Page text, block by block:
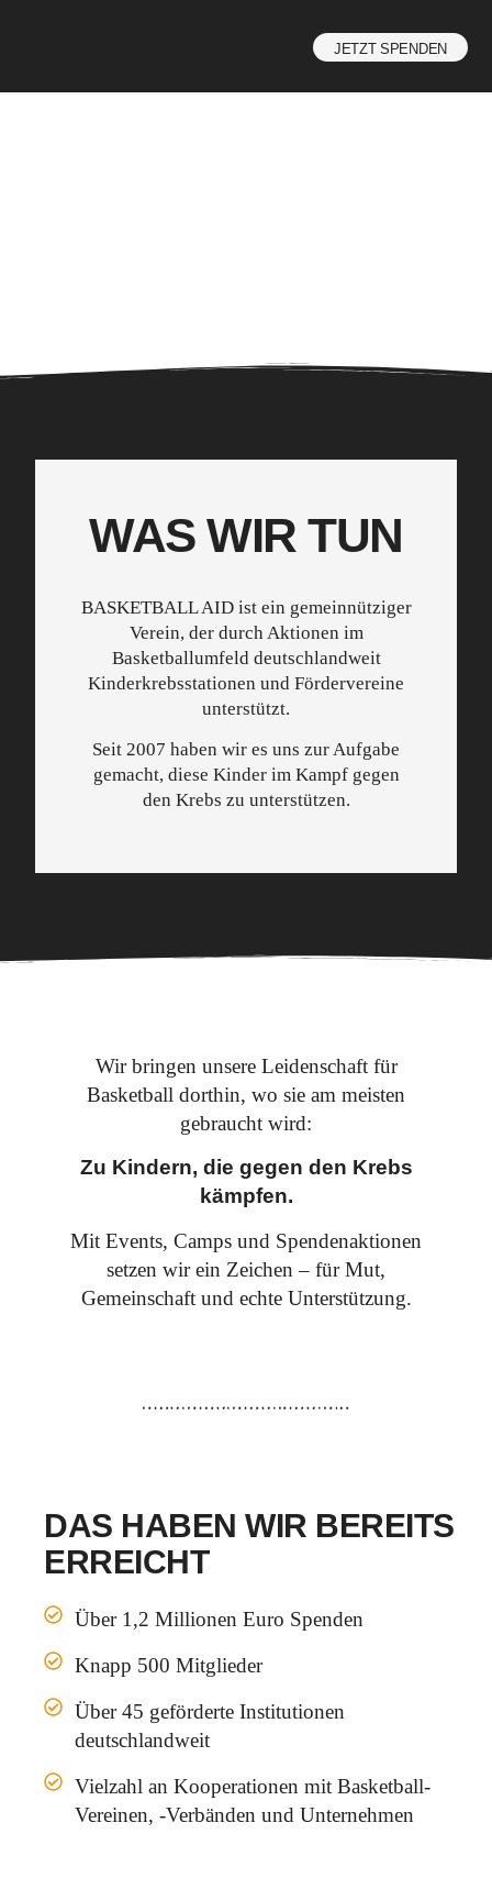
JETZT SPENDEN
WAS WIR TUN
BASKETBALL AID ist ein gemeinnütziger
Verein, der durch Aktionen im
Basketballumfeld deutschlandweit
Kinderkrebsstationen und Fördervereine
unterstützt.
Seit 2007 haben wir es uns zur Aufgabe
gemacht, diese Kinder im Kampf gegen
den Krebs zu unterstützen.
Wir bringen unsere Leidenschaft für
Basketball dorthin, wo sie am meisten
gebraucht wird:
Zu Kindern, die gegen den Krebs
kämpfen.
Mit Events, Camps und Spendenaktionen
setzen wir ein Zeichen – für Mut,
Gemeinschaft und echte Unterstützung.
DAS HABEN WIR BEREITS
ERREICHT
Über 1,2 Millionen Euro Spenden
Knapp 500 Mitglieder
Über 45 geförderte Institutionen
deutschlandweit
Vielzahl an Kooperationen mit Basketball-
Vereinen, -Verbänden und Unternehmen